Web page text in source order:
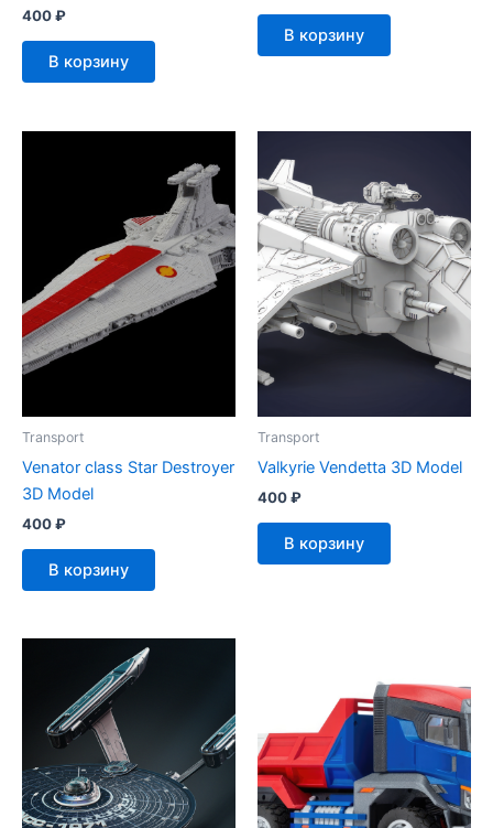
400₽
В корзину
В корзину
Transport
Venator class Star Destroyer
3D Model
400₽
В корзину
Transport
Valkyrie Vendetta 3D Model
400₽
В корзину